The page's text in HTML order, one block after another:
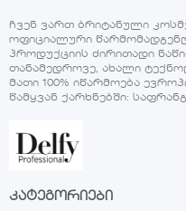
ჩვენ ვართ ბრიტანული
ოფიციალური
პროდუქციის ძირითადი
თანამედროვე, ახალი
მათი 100% იწარმოება
წამყვან ქარხნებში:
კატეგორიები